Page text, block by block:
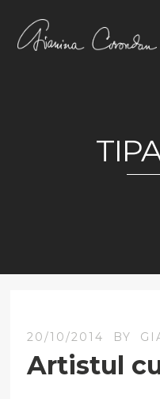
20/10/2014 BY
Artistul